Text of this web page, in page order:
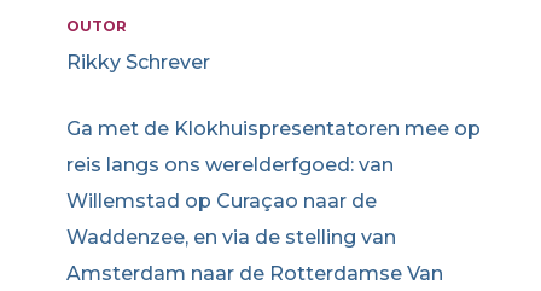
OUTOR
Rikky Schrever
Ga met de Klokhuispresentatoren mee op
reis langs ons werelderfgoed: van
Willemstad op Curaçao naar de
Waddenzee, en via de stelling van
Amsterdam naar de Rotterdamse Van